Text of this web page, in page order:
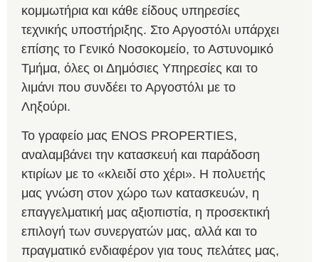
κομμωτήρια και κάθε είδους υπηρεσίες
τεχνικής υποστήριξης. Στο Αργοστόλι υπάρχει
επίσης το Γενικό Νοσοκομείο, το Αστυνομικό
Τμήμα, όλες οι Δημόσιες Υπηρεσίες και το
λιμάνι που συνδέει το Αργοστόλι με το
Ληξούρι.
Το γραφείο μας ENOS PROPERTIES,
αναλαμβάνει την κατασκευή και παράδοση
κτιρίων με το «κλειδί στο χέρι». Η πολυετής
μας γνώση στον χώρο των κατασκευών, η
επαγγελματική μας αξιοπιστία, η προσεκτική
επιλογή των συνεργατών μας, αλλά και το
πραγματικό ενδιαφέρον για τους πελάτες μας,